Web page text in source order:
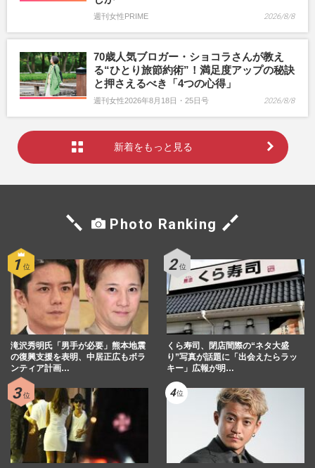
週刊女性PRIME 2026/8/8
70歳人気ブロガー・ショコラさんが教え
る“ひとり旅節約術”！満足度アップの秘訣
と押さえるべき「4つの心得」
週刊女性2026年8月18日・25日号 2026/8/8
新着をもっと見る
Photo Ranking
滝沢秀明氏「男手が必要」熊本地震
の復興支援を表明、中居正広もボラ
ンティア計画…
くら寿司、閉店間際の“ネタ大盛
り”写真が話題に「出会えたらラッ
キー」広報が明…